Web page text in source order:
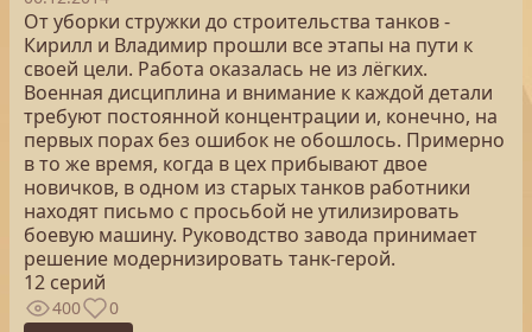
От уборки стружки до строительства танков -
Кирилл и Владимир прошли все этапы на пути к
своей цели. Работа оказалась не из лёгких.
Военная дисциплина и внимание к каждой детали
требуют постоянной концентрации и, конечно, на
первых порах без ошибок не обошлось. Примерно
в то же время, когда в цех прибывают двое
новичков, в одном из старых танков работники
находят письмо с просьбой не утилизировать
боевую машину. Руководство завода принимает
решение модернизировать танк-герой.
12 серий
400 0